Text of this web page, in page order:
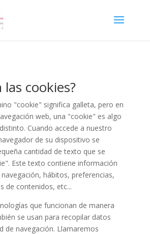
las cookies?
"cookie" significa galleta, pero en
web, una "cookie" es algo
Cuando accede a nuestro
de su dispositivo se
cantidad de texto que se
Este texto contiene información
hábitos, preferencias,
de contenidos, etc...
que funcionan de manera
se usan para recopilar datos
de navegación. Llamaremos